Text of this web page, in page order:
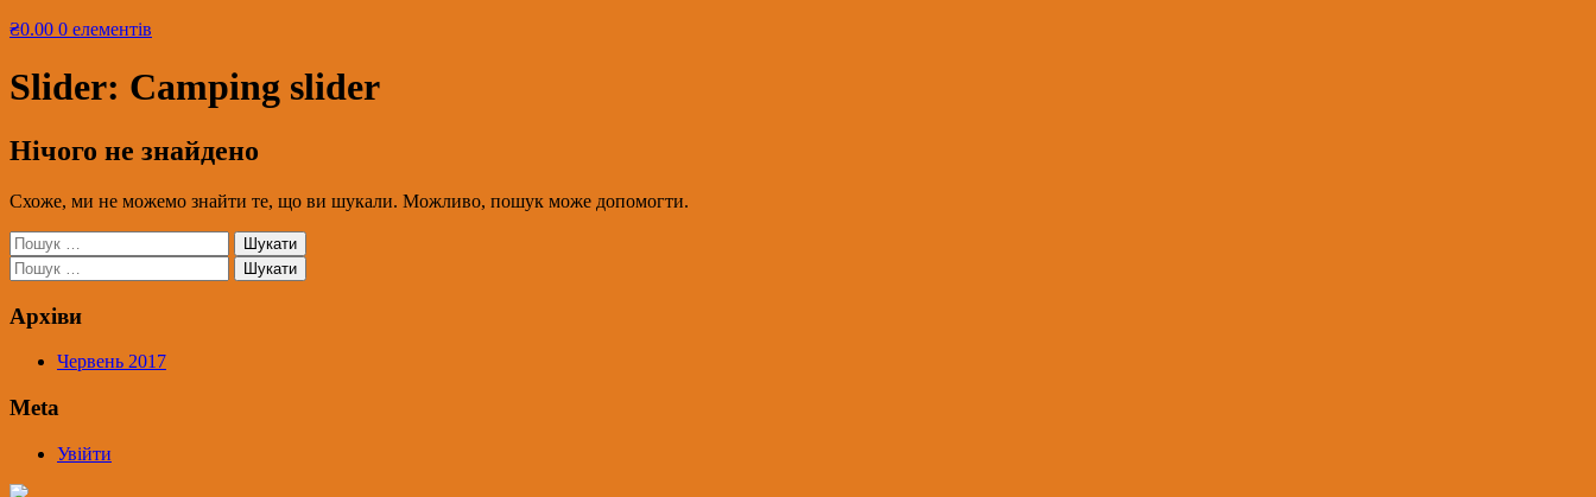
₴0.00 0 елементів
Slider: Camping slider
Нічого не знайдено
Схоже, ми не можемо знайти те, що ви шукали. Можливо, пошук може допомогти.
Пошук:
Пошук:
Архіви
Червень 2017
Meta
Увійти